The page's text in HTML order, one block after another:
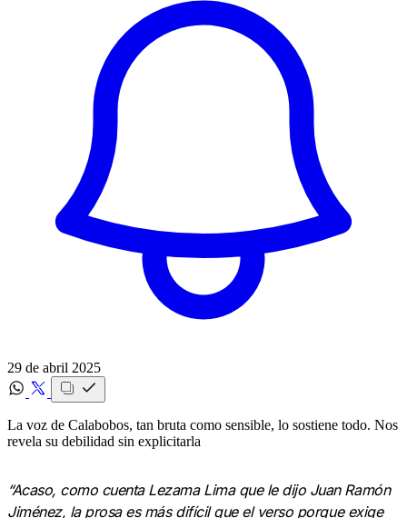
29 de abril 2025
La voz de Calabobos, tan bruta como sensible, lo sostiene todo. Nos
revela su debilidad sin explicitarla
“Acaso, como cuenta Lezama Lima que le dijo Juan Ramón
Jiménez, la prosa es más difícil que el verso porque exige